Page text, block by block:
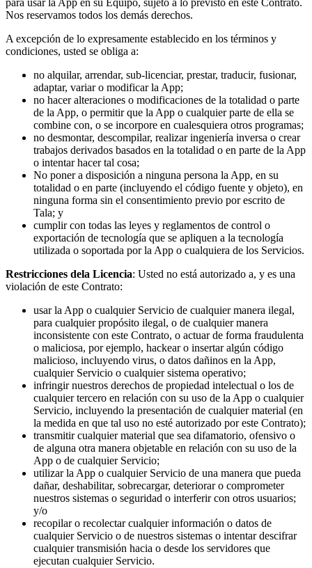
para usar la App en su Equipo, sujeto a lo previsto en este Contrato.
Nos reservamos todos los demás derechos.
A excepción de lo expresamente establecido en los términos y
condiciones, usted se obliga a:
no alquilar, arrendar, sub-licenciar, prestar, traducir, fusionar,
adaptar, variar o modificar la App;
no hacer alteraciones o modificaciones de la totalidad o parte
de la App, o permitir que la App o cualquier parte de ella se
combine con, o se incorpore en cualesquiera otros programas;
no desmontar, descompilar, realizar ingeniería inversa o crear
trabajos derivados basados en la totalidad o en parte de la App
o intentar hacer tal cosa;
No poner a disposición a ninguna persona la App, en su
totalidad o en parte (incluyendo el código fuente y objeto), en
ninguna forma sin el consentimiento previo por escrito de
Tala; y
cumplir con todas las leyes y reglamentos de control o
exportación de tecnología que se apliquen a la tecnología
utilizada o soportada por la App o cualquiera de los Servicios.
Restricciones dela Licencia: Usted no está autorizado a, y es una
violación de este Contrato:
usar la App o cualquier Servicio de cualquier manera ilegal,
para cualquier propósito ilegal, o de cualquier manera
inconsistente con este Contrato, o actuar de forma fraudulenta
o maliciosa, por ejemplo, hackear o insertar algún código
malicioso, incluyendo virus, o datos dañinos en la App,
cualquier Servicio o cualquier sistema operativo;
infringir nuestros derechos de propiedad intelectual o los de
cualquier tercero en relación con su uso de la App o cualquier
Servicio, incluyendo la presentación de cualquier material (en
la medida en que tal uso no esté autorizado por este Contrato);
transmitir cualquier material que sea difamatorio, ofensivo o
de alguna otra manera objetable en relación con su uso de la
App o de cualquier Servicio;
utilizar la App o cualquier Servicio de una manera que pueda
dañar, deshabilitar, sobrecargar, deteriorar o comprometer
nuestros sistemas o seguridad o interferir con otros usuarios;
y/o
recopilar o recolectar cualquier información o datos de
cualquier Servicio o de nuestros sistemas o intentar descifrar
cualquier transmisión hacia o desde los servidores que
ejecutan cualquier Servicio.